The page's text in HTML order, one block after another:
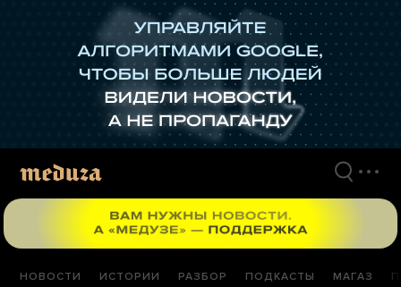
НОВОСТИ ИСТОРИИ РАЗБОР ПОДКАСТЫ МАГАЗ